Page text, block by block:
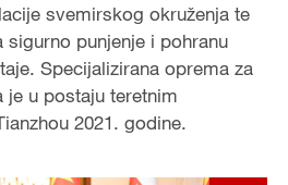
svemirskog okruženja te
punjenje i pohranu
Specijalizirana oprema za
je u postaju teretnim
2021. godine.